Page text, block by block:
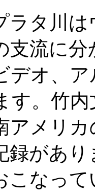
ラタ川
支流に
デオ、
す。竹
アメリ
録があ
こなっ